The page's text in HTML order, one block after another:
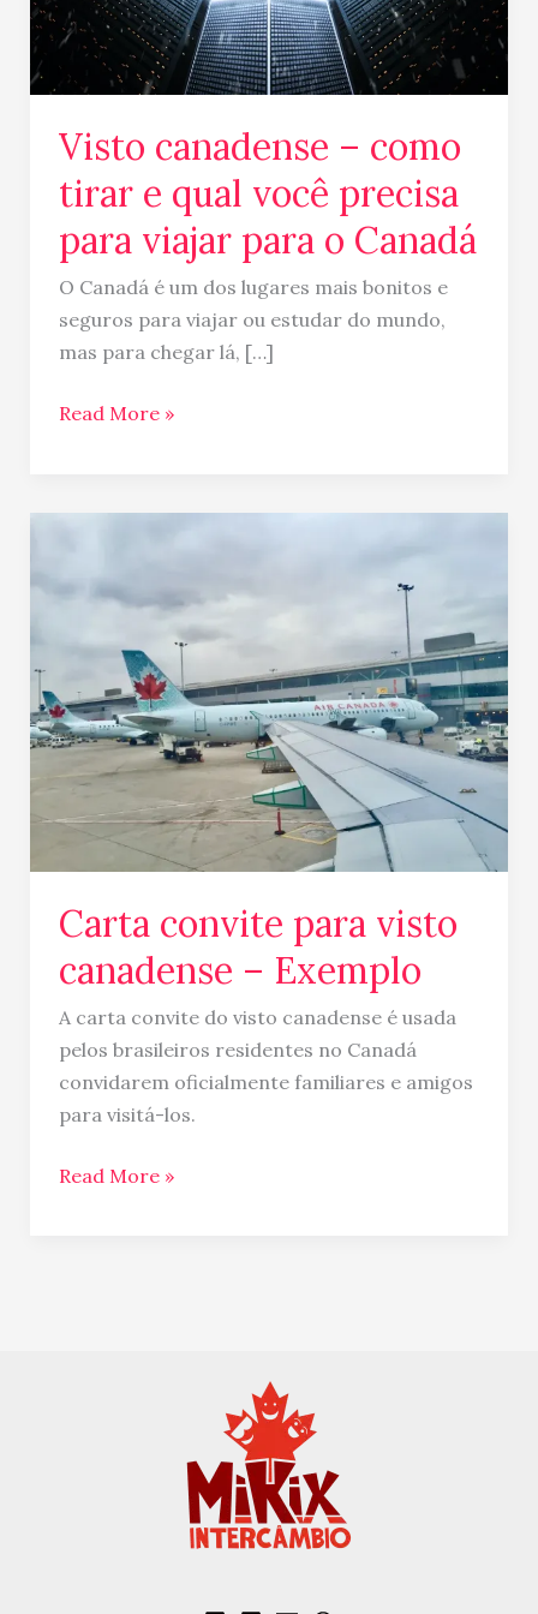
Visto canadense – como
tirar e qual você precisa
para viajar para o Canadá
O Canadá é um dos lugares mais bonitos e
seguros para viajar ou estudar do mundo,
mas para chegar lá, […]
você
precisa
para
para
o
Canadá
Read More »
Carta convite para visto
canadense – Exemplo
A carta convite do visto canadense é usada
pelos brasileiros residentes no Canadá
convidarem oficialmente familiares e amigos
para visitá-los.
Carta
canadense
Exemplo
Read More »